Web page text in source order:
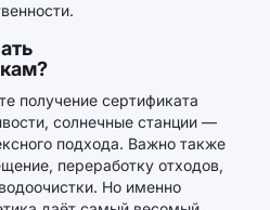
получение сертификата
солнечные станции —
подхода. Важно также
переработку отходов,
Но именно